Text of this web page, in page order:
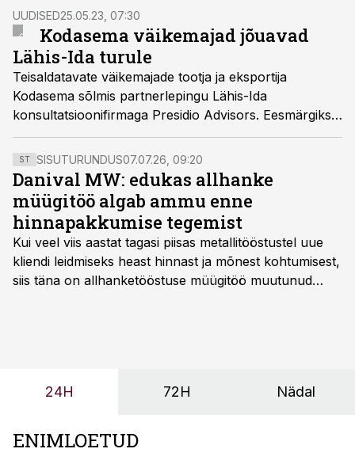
kriisis, kirjutab koolitaja ja tööstusekspert Birgit
Linnamäe.
UUDISED25.05.23, 07:30
Kodasema väikemajad jõuavad
Lähis-Ida turule
Teisaldatavate väikemajade tootja ja eksportija
Kodasema sõlmis partnerlepingu Lähis-Ida
konsultatsioonifirmaga Presidio Advisors. Eesmärgiks
on jõuda KODA majadega Araabia riikide turule.
ST SISUTURUNDUS07.07.26, 09:20
Danival MW: edukas allhanke
müügitöö algab ammu enne
hinnapakkumise tegemist
Kui veel viis aastat tagasi piisas metallitööstustel uue
kliendi leidmiseks heast hinnast ja mõnest kohtumisest,
siis täna on allhanketööstuse müügitöö muutunud
24H 72H Nädal
ENIMLOETUD